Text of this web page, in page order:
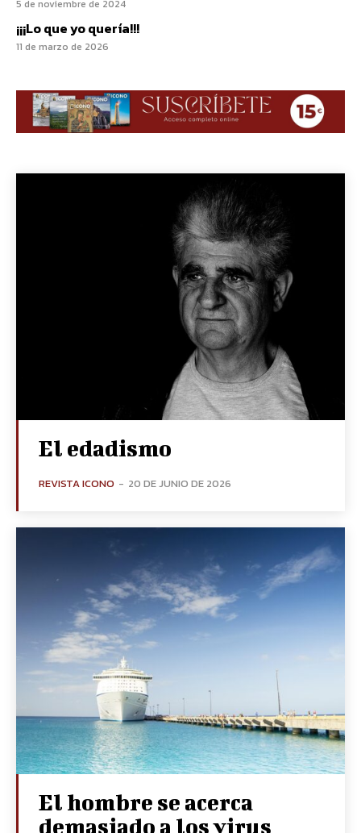
5 de noviembre de 2024
¡¡¡Lo que yo quería!!!
11 de marzo de 2026
El edadismo
REVISTA ICONO - 20 DE JUNIO DE 2026
El hombre se acerca
demasiado a los virus